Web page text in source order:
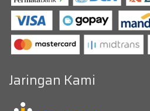
Jaringan Kami